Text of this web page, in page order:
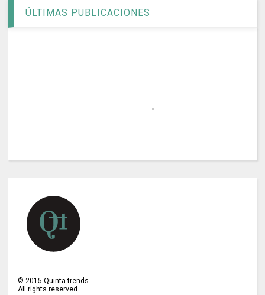
ÚLTIMAS PUBLICACIONES
©2015 Quinta trends
All rights reserved.